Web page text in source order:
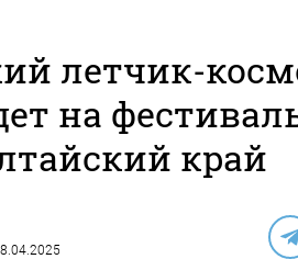
летчик-
на
край